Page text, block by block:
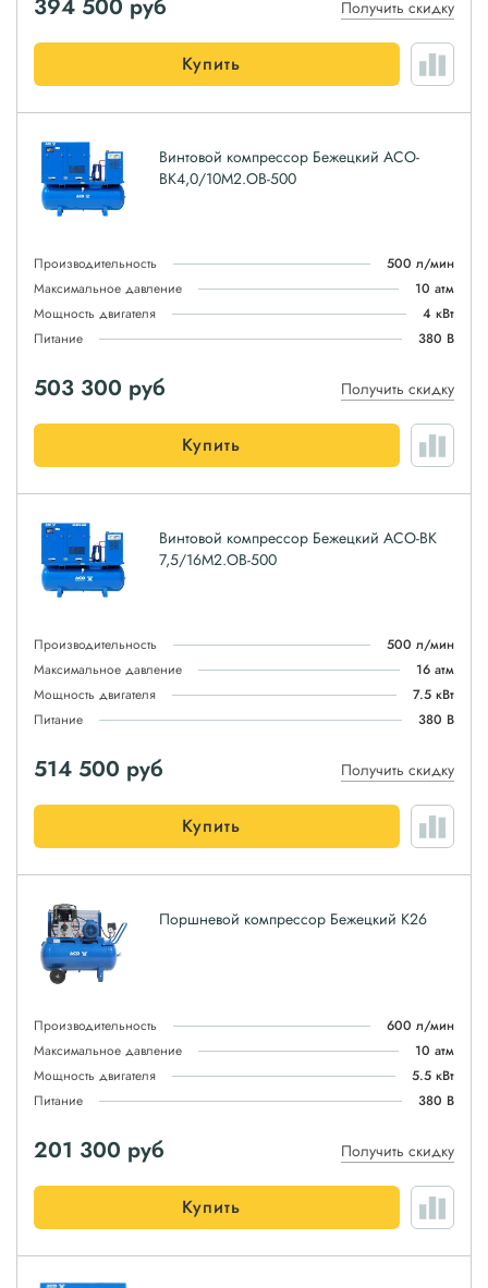
394 500 руб Получить скидку
Купить
Винтовой компрессор Бежецкий АСО-
ВК4,0/10М2.ОВ-500
Производительность
500 л/мин
Максимальное давление
10 атм
Мощность двигателя
4 кВт
Питание
380 В
503 300 руб Получить скидку
Купить
Винтовой компрессор Бежецкий АСО-ВК
7,5/16М2.ОВ-500
Производительность
500 л/мин
Максимальное давление
16 атм
Мощность двигателя
7.5 кВт
Питание
380 В
514 500 руб Получить скидку
Купить
Поршневой компрессор Бежецкий К26
Производительность
600 л/мин
Максимальное давление
10 атм
Мощность двигателя
5.5 кВт
Питание
380 В
201 300 руб Получить скидку
Купить